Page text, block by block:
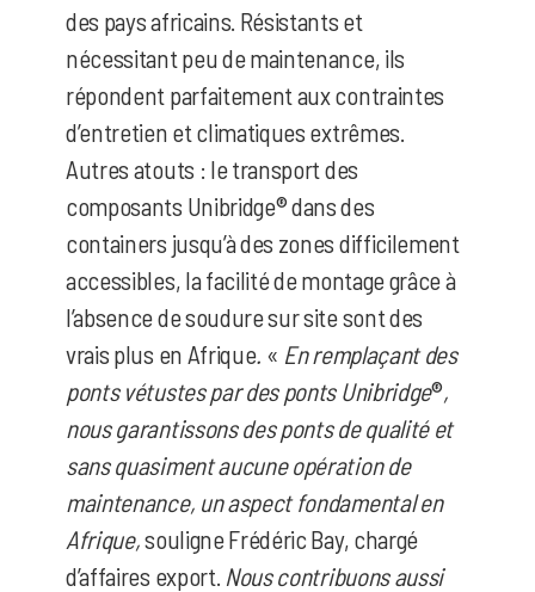
des pays africains. Résistants et
nécessitant peu de maintenance, ils
répondent parfaitement aux contraintes
d’entretien et climatiques extrêmes.
Autres atouts : le transport des
composants Unibridge® dans des
containers jusqu’à des zones difficilement
accessibles, la facilité de montage grâce à
l’absence de soudure sur site sont des
vrais plus en Afrique. « En remplaçant des
ponts vétustes par des ponts Unibridge®,
nous garantissons des ponts de qualité et
sans quasiment aucune opération de
maintenance, un aspect fondamental en
Afrique,souligne Frédéric Bay, chargé
d’affaires export. Nous contribuons aussi